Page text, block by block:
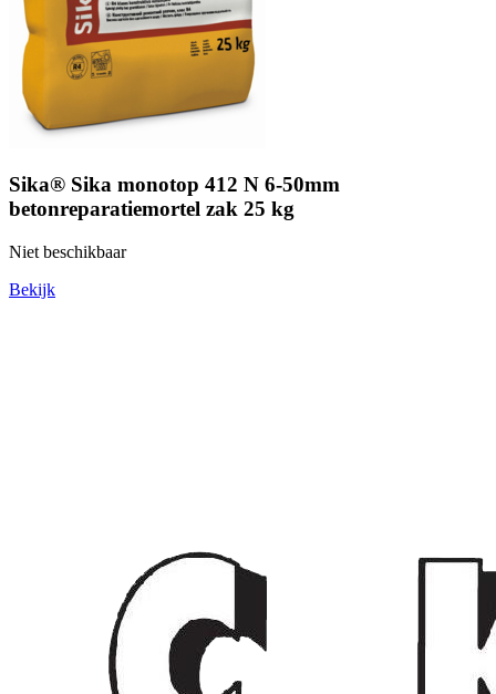
Sika® Sika monotop 412 N 6-50mm
betonreparatiemortel zak 25 kg
Niet beschikbaar
Bekijk